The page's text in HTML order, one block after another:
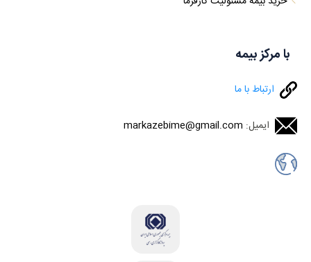
با مرکز بیمه
ارتباط با ما
ایمیل: markazebime@gmail.com